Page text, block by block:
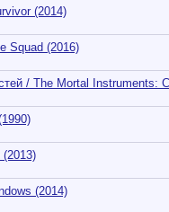
(2014)
Squad (2016)
/ The Mortal Instruments:
(2014)